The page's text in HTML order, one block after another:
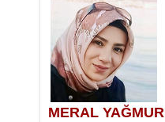
MERAL YAĞMUR